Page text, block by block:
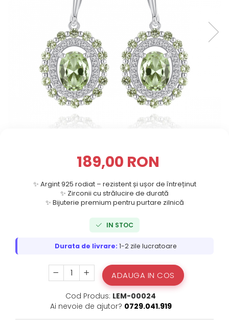
189,00 RON
✨ Argint 925 rodiat – rezistent și ușor de întreținut
✨ Zirconii cu strălucire de durată
✨ Bijuterie premium pentru purtare zilnică
IN STOC
Durata de livrare: 1-2 zile lucratoare
ADAUGA IN COS
Cod Produs: LEM-00024
Ai nevoie de ajutor? 0729.041.919